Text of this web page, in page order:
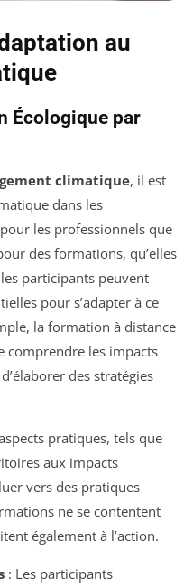
au
Écologique par
climatique, il est
dans les
les professionnels que
des formations, qu’elles
participants peuvent
pour s’adapter à ce
la formation à distance
comprendre les impacts
des stratégies
pratiques, tels que
aux impacts
vers des pratiques
ne se contentent
également à l’action.
: Les participants